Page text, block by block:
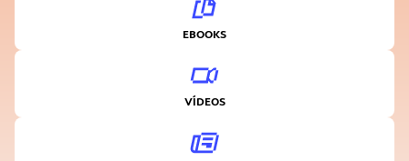
EBOOKS
VÍDEOS